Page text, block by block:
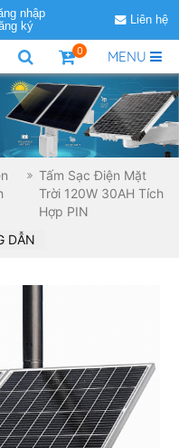
nhập
ký
Liên hệ
MENU
0
Tấm Sạc Điện Mặt
Trời 120W 30AH Tích
Hợp PIN
DẪN